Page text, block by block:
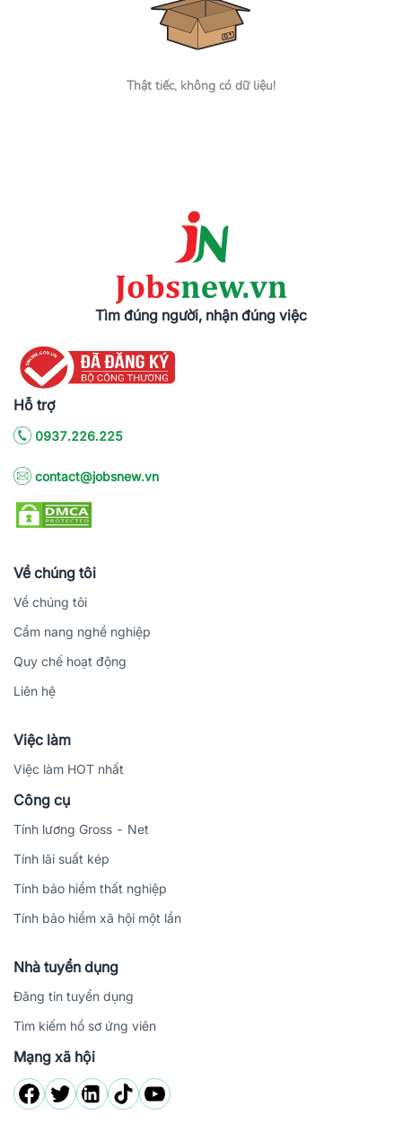
Thật tiếc, không có dữ liệu!
Tìm đúng người, nhận đúng việc
Hỗ trợ
0937.226.225
contact@jobsnew.vn
Về chúng tôi
Về chúng tôi
Cẩm nang nghề nghiệp
Quy chế hoạt động
Liên hệ
Việc làm
Việc làm HOT nhất
Công cụ
Tính lương Gross - Net
Tính lãi suất kép
Tính bảo hiểm thất nghiệp
Tính bảo hiểm xã hội một lần
Nhà tuyển dụng
Đăng tin tuyển dụng
Tìm kiếm hồ sơ ứng viên
Mạng xã hội